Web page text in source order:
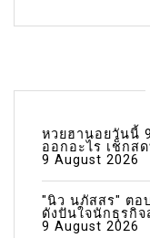
หวยฮานอยวันนี้
ออกอะไร เช็กส
9 August 2026
"นิว นภัสสร" ตอ
ดังปันใจนักธุรกิจ
9 August 2026